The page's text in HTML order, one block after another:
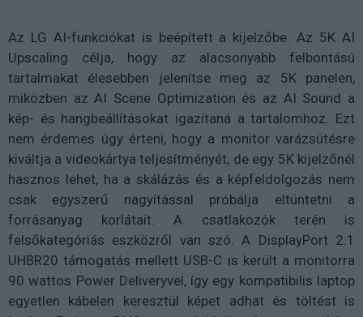
Az LG AI-funkciókat is beépített a kijelzőbe. Az 5K AI
Upscaling célja, hogy az alacsonyabb felbontású
tartalmakat élesebben jelenítse meg az 5K panelen,
miközben az AI Scene Optimization és az AI Sound a
kép- és hangbeállításokat igazítaná a tartalomhoz. Ezt
nem érdemes úgy érteni, hogy a monitor varázsütésre
kiváltja a videokártya teljesítményét, de egy 5K kijelzőnél
hasznos lehet, ha a skálázás és a képfeldolgozás nem
csak egyszerű nagyítással próbálja eltüntetni a
forrásanyag korlátait. A csatlakozók terén is
felsőkategóriás eszközről van szó. A DisplayPort 2.1
UHBR20 támogatás mellett USB-C is került a monitorra
90 wattos Power Deliveryvel, így egy kompatibilis laptop
egyetlen kábelen keresztül képet adhat és töltést is